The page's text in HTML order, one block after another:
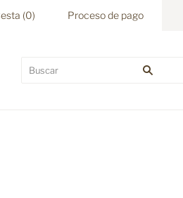
(0) Proceso de pago